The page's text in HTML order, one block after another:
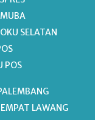
SELATAN
POS
LAWANG